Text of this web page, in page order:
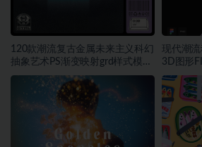
120款潮流复古金属未来主义科幻
抽象艺术PS渐变映射grd样式模板
素材
现代潮
3D图形
计素材